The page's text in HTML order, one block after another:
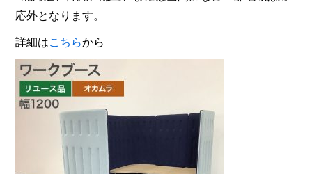
応外となります。
詳細はこちらから